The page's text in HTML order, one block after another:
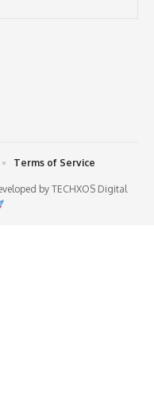
by TECHXOS Digital
Terms of Service